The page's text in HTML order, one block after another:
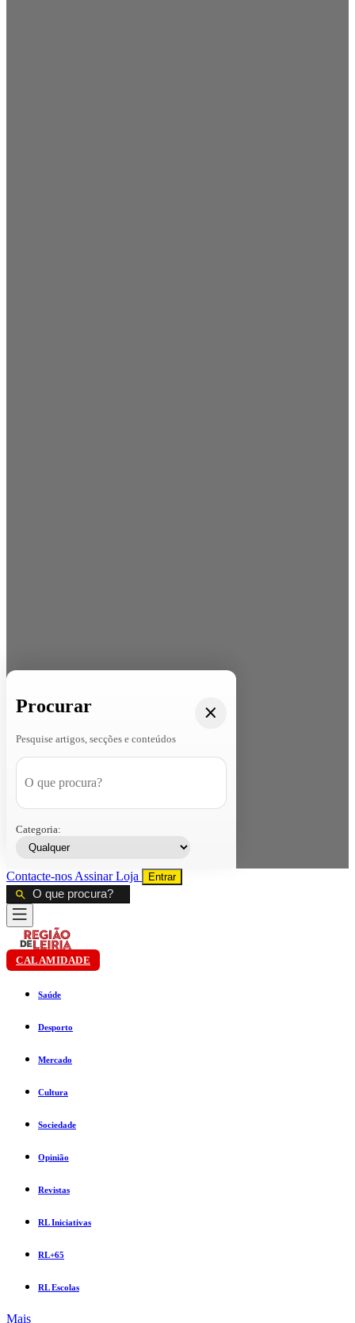
Procurar
Pesquise artigos, secções e conteúdos
Categoria:
Contacte-nos AssinarLoja Entrar
CALAMIDADE
Saúde
Desporto
Mercado
Cultura
Sociedade
Opinião
Revistas
RL Iniciativas
RL+65
RL Escolas
Mais